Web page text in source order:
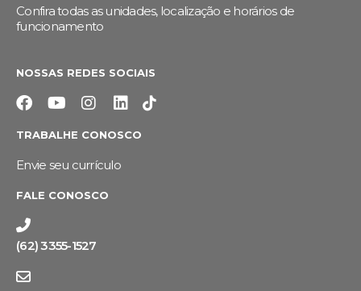
Confira todas as unidades, localização e horários de
funcionamento
NOSSAS REDES SOCIAIS
TRABALHE CONOSCO
Envie seu currículo
FALE CONOSCO
(62) 3355-1527